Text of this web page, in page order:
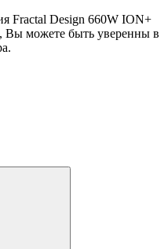
Fractal Design 660W ION+
Вы можете быть уверенны в